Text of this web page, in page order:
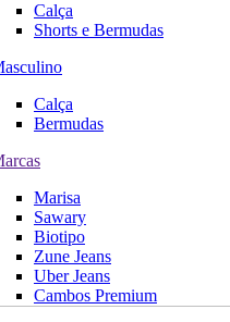
Calça
Shorts e Bermudas
Calça
Bermudas
Marisa
Sawary
Biotipo
Zune Jeans
Uber Jeans
Cambos Premium